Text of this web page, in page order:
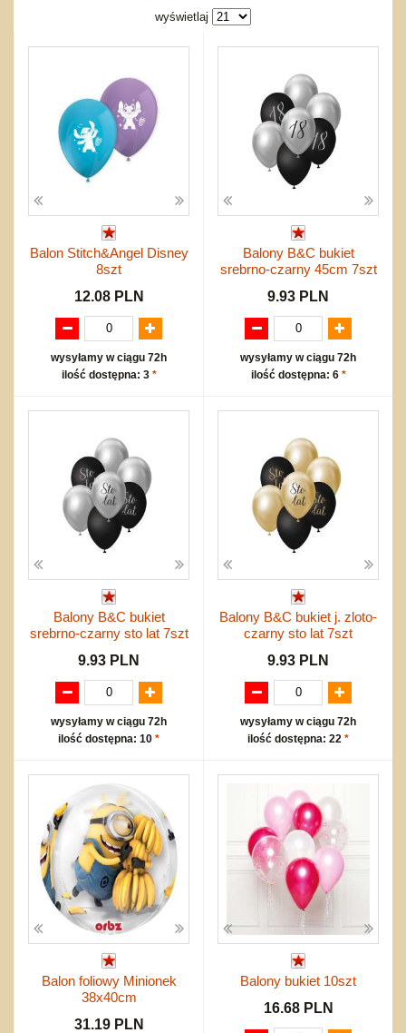
Pojazdy
Zakupy hurtowe
Koszty przesyłki
Regulamin
Kontakt
Mapa produktów
wyświetlaj
Balon Stitch&Angel Disney
8szt
12.08 PLN
wysyłamy w ciągu 72h
ilość dostępna: 3 *
Balony B&C bukiet
srebrno-czarny 45cm 7szt
9.93 PLN
wysyłamy w ciągu 72h
ilość dostępna: 6 *
Balony B&C bukiet
srebrno-czarny sto lat 7szt
9.93 PLN
wysyłamy w ciągu 72h
ilość dostępna: 10 *
Balony B&C bukiet j. zloto-
czarny sto lat 7szt
9.93 PLN
wysyłamy w ciągu 72h
ilość dostępna: 22 *
Balon foliowy Minionek
38x40cm
31.19 PLN
Balony bukiet 10szt
16.68 PLN